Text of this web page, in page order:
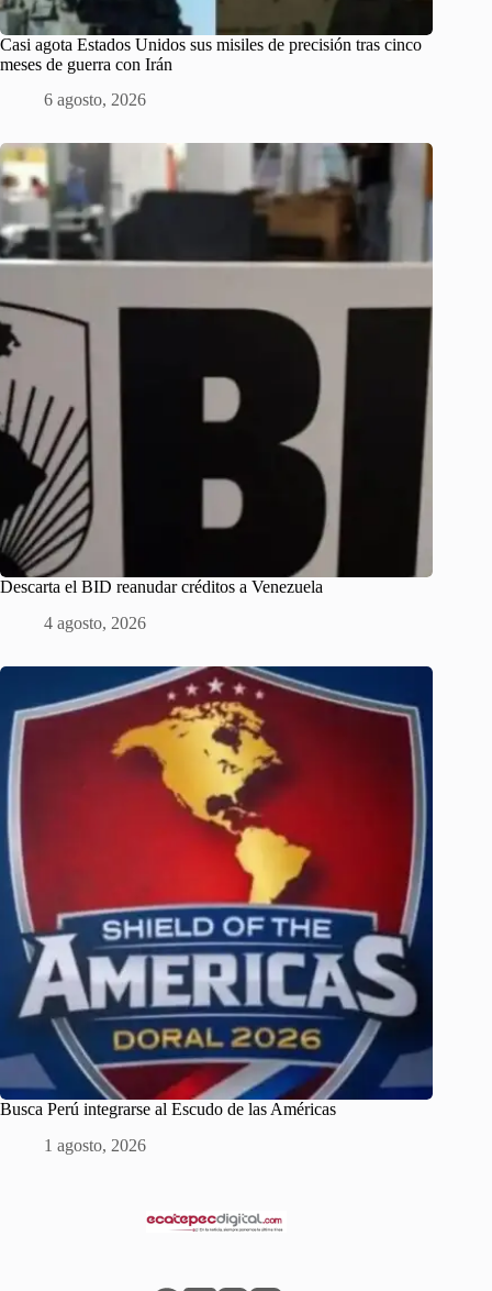
Casi agota Estados Unidos sus misiles de precisión tras cinco
meses de guerra con Irán
6 agosto, 2026
Descarta el BID reanudar créditos a Venezuela
4 agosto, 2026
Busca Perú integrarse al Escudo de las Américas
1 agosto, 2026